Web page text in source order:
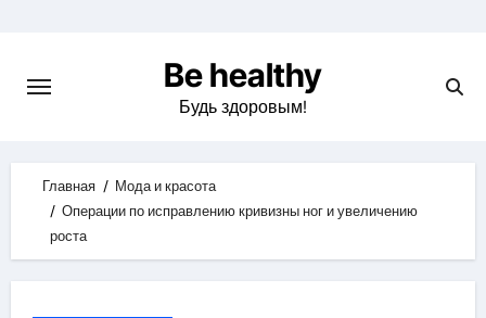
content
Be healthy
Будь здоровым!
Главная
Мода и красота
Операции по исправлению кривизны ног и увеличению
роста